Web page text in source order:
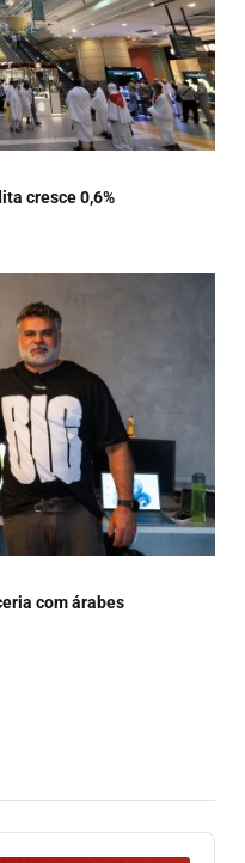
cresce 0,6%
com árabes